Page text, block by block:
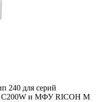
240 для серий
C200W и МФУ RICOH M